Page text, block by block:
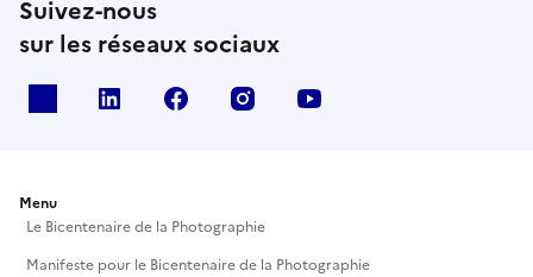
des dispositifs et procédés photographiques employés par
l’artiste. Elle ouvre sur des micros-paysages explorant la
Suivez-nous
sur les réseaux sociaux
Linkedin Facebook Instagram
Menu
Le Bicentenaire de la Photographie
Manifeste pour le Bicentenaire de la Photographie